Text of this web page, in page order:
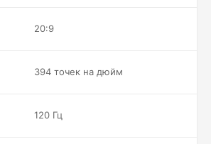
20:9
394 точек на дюйм
120 Гц